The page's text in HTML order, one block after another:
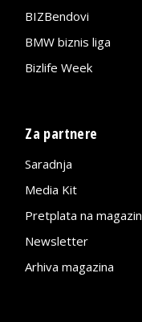
BIZBendovi
BMW biznis liga
Bizlife Week
Za partnere
Saradnja
Media Kit
Pretplata na magazin
Newsletter
Arhiva magazina